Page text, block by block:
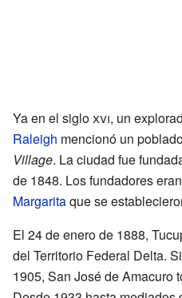
Ya en el sigloxvi, un
Raleigh mencionó un
Village. La ciudad fue
de 1848. Los fundadores
Margaritaque se
El 24 de enero de 1888,
del Territorio Federal Delta.
1905, San José de Amacuro